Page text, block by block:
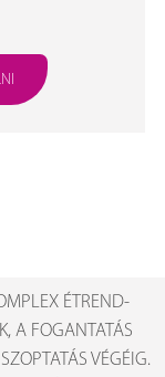
ÉTREND-
A FOGANTATÁS
VÉGÉIG.